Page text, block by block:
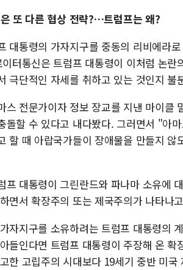
또 다른 협상 전략?…트럼프는 왜?
대통령의 가자지구를 중동의 리비에라
터통신은 트럼프 대통령이 이처럼 논
극단적인 자세를 취하고 있는 것인지 불
스 전문가이자 정보 장교를 지낸 마이클
돌할 수 있다고 내다봤다. 그러면서 "아
할 때 아랍국가들이 장애물을 만들지
프 대통령이 그린란드와 파나마 소유에
면서 확장주의 또는 제국주의가 나타나
자지구를 소유하려는 트럼프 대통령의
들인다면 트럼프 대통령이 주장해 온
한 고립주의 시대보다 19세기 중반 미